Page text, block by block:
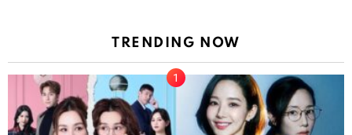
TRENDING NOW